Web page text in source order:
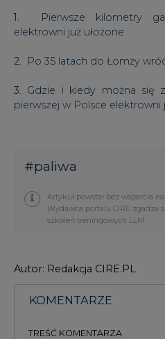
1.
Pierwsze kilometry
elektrowni już ułożone
2. Po 35 latach do Łomży
3. Gdzie i kiedy można się
pierwszej w Polsce elektrowni
#paliwa
Artykuł powstał bez wsparcia
Wydawca portalu CIRE zgadza
szkoleń treningowych LLM.
Autor: Redakcja CIRE.PL
KOMENTARZE
TREŚĆ KOMENTARZA